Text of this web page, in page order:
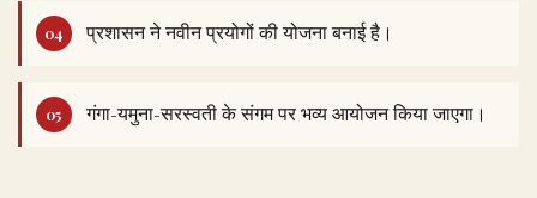
प्रशासन ने नवीन प्रयोगों की योजना बनाई है।
गंगा-यमुना-सरस्वती के संगम पर भव्य आयोजन किया जाएगा।